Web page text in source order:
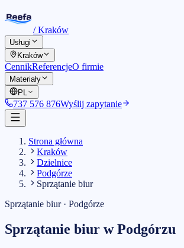
/Kraków
Usługi
Kraków
CennikReferencjeO firmie
Materiały
PL
737 576 876Wyślij zapytanie
Strona główna
Kraków
Dzielnice
Podgórze
Sprzątanie biur
Sprzątanie biur· Podgórze
Sprzątanie biur wPodgórzu